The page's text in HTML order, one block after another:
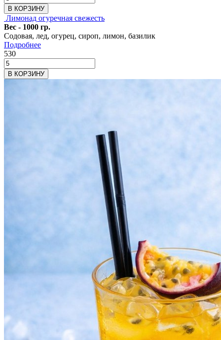
В КОРЗИНУ
Лимонад огуречная свежесть
Вес - 1000 гр.
Содовая, лед, огурец, сироп, лимон, базилик
Подробнее
530
В КОРЗИНУ